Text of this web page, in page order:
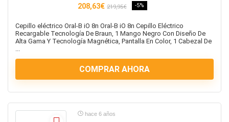
208,63€ 219,95€ -5%
Cepillo eléctrico Oral-B iO 8n Oral-B iO 8n Cepillo Eléctrico
Recargable Tecnología De Braun, 1 Mango Negro Con Diseño De
Alta Gama Y Tecnología Magnética, Pantalla En Color, 1 Cabezal De
...
COMPRAR AHORA
hace 6 años